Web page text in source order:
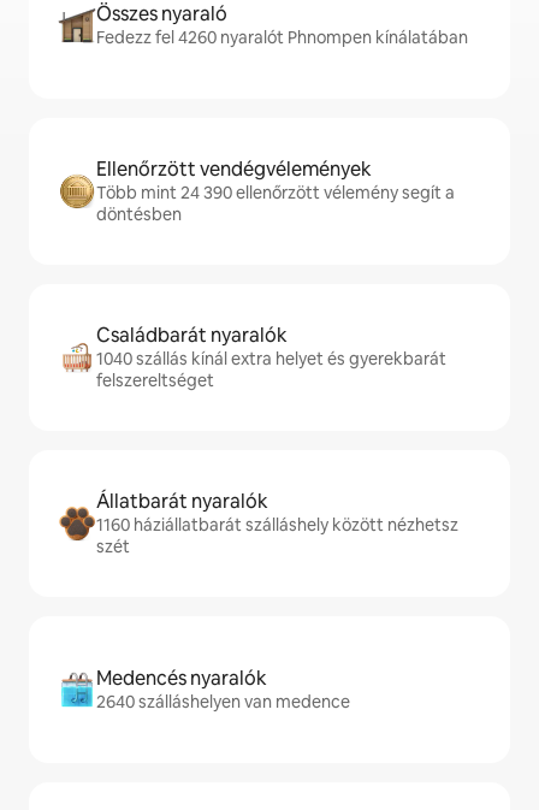
Összes nyaraló
Fedezz fel 4260 nyaralót Phnompen kínálatában
Ellenőrzött vendégvélemények
Több mint 24 390 ellenőrzött vélemény segít a
döntésben
Családbarát nyaralók
1040 szállás kínál extra helyet és gyerekbarát
felszereltséget
Állatbarát nyaralók
1160 háziállatbarát szálláshely között nézhetsz
szét
Medencés nyaralók
2640 szálláshelyen van medence